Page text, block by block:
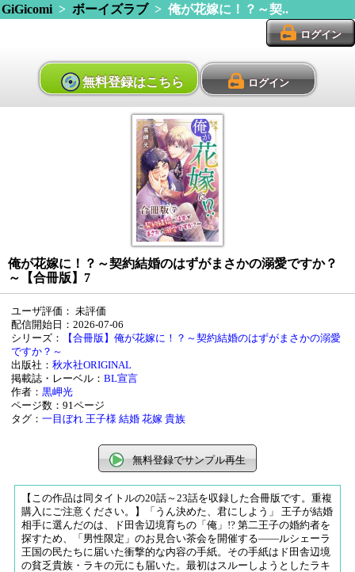
GiGicomi> ボーイズラブ> 俺が花嫁に！？～契..
ログイン
無料登録はこちら ログイン
俺が花嫁に！？～契約結婚のはずがまさかの溺愛ですか？
～【合冊版】7
ユーザ評価： 未評価
配信開始日：2026-07-06
シリーズ：
【合冊版】俺が花嫁に！？～契約結婚のはずがまさかの溺愛
ですか？～
出版社：秋水社ORIGINAL
掲載誌・レーベル：BL宣言
作者：黒岬光
ページ数：91ページ
タグ：一目ぼれ 王子様 結婚 花嫁 貴族
無料登録でサンプル再生
【この作品は同タイトルの20話～23話を収録した合冊版です。重複
購入にご注意ください。】「うん決めた、君にしよう」 王子が結婚
相手に選んだのは、ド田舎辺境育ちの「俺」!? 第二王子の婚約者を
探すため、「男性限定」のお見合い茶会を開催する――ルシェーラ
王国の民たちに届いた衝撃的な内容の手紙。その手紙はド田舎辺境
の貧乏貴族・ラキの元にも届いた。最初はスルーしようとしたラキ